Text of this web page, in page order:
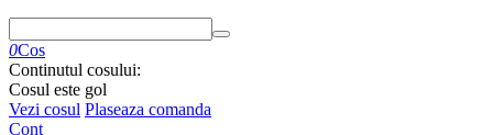
0Cos
Continutul cosului:
Cosul este gol
Vezi cosul Plaseaza comanda
Cont